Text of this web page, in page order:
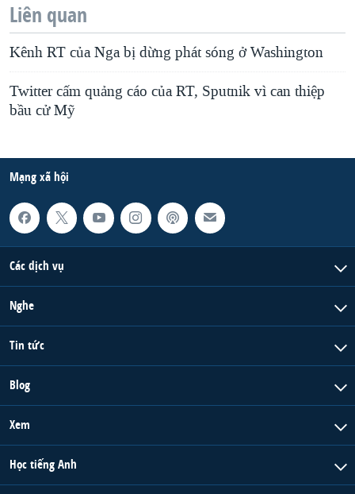
Liên quan
Kênh RT của Nga bị dừng phát sóng ở Washington
Twitter cấm quảng cáo của RT, Sputnik vì can thiệp
bầu cử Mỹ
Mạng xã hội
Các dịch vụ
Nghe
Tin tức
Blog
Xem
Học tiếng Anh